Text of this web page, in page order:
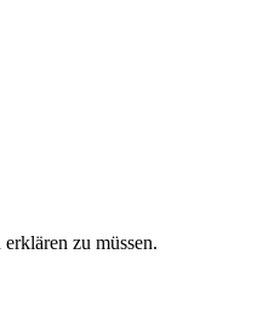
zu müssen.